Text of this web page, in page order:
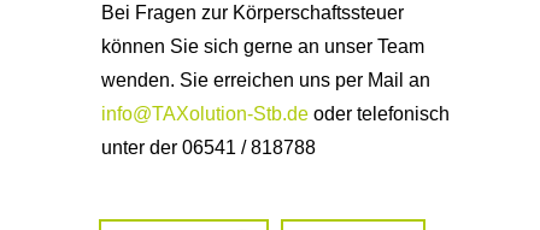
Bei Fragen zur Körperschaftssteuer
können Sie sich gerne an unser Team
wenden. Sie erreichen uns per Mail an
info@TAXolution-Stb.de oder telefonisch
unter der 06541 / 818788